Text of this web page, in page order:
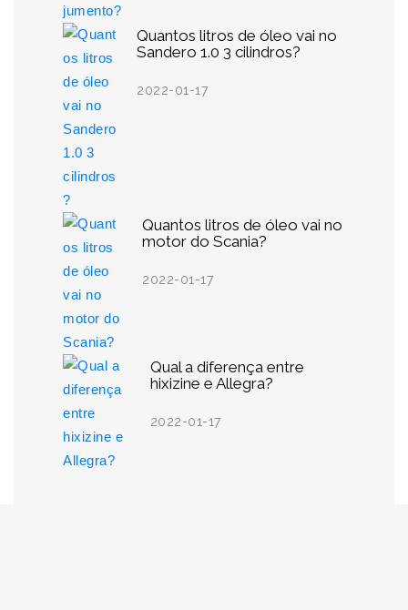
Quantos litros de óleo vai no
Sandero 1.0 3 cilindros?
2022-01-17
Quantos litros de óleo vai no
motor do Scania?
2022-01-17
Qual a diferença entre
hixizine e Allegra?
2022-01-17